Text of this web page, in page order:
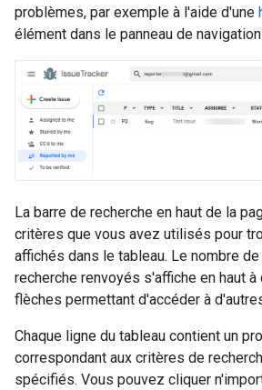
problèmes, par exemple à l'aide d'une
élément dans le panneau de
La barre de recherche en haut de la
critères que vous avez utilisés pour
affichés dans le tableau. Le nombre
recherche renvoyés s'affiche en haut
flèches permettant d'accéder à
Chaque ligne du tableau contient un
correspondant aux critères de
spécifiés. Vous pouvez cliquer